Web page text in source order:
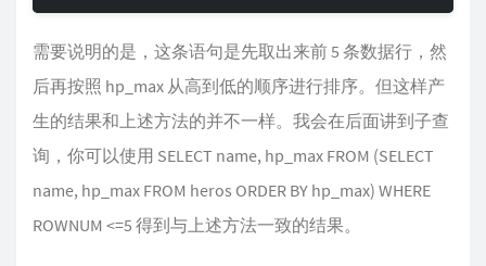
需要说明的是，这条语句是先取出来前 5 条数据行，然
后再按照 hp_max 从高到低的顺序进行排序。但这样产
生的结果和上述方法的并不一样。我会在后面讲到子查
询，你可以使用 SELECT name, hp_max FROM (SELECT
name, hp_max FROM heros ORDER BY hp_max) WHERE
ROWNUM <=5 得到与上述方法一致的结果。